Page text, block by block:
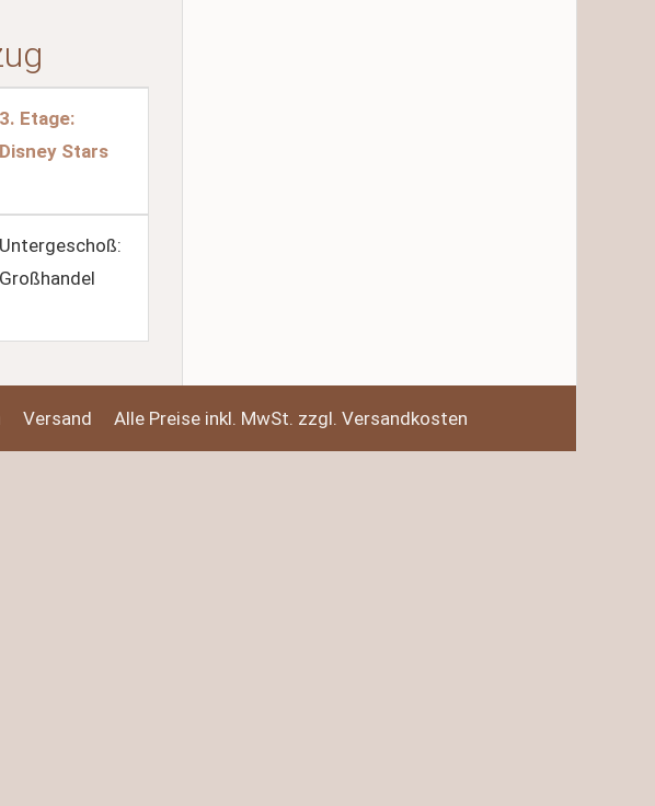
3. Etage:
Disney Stars
Untergeschoß:
Großhandel
Versand Alle Preise inkl. MwSt. zzgl. Versandkosten